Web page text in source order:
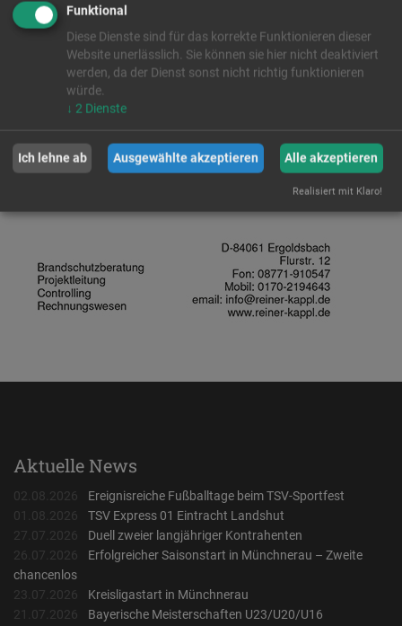
PremiumSponsoren
Zu unseren Sponsoren
Aktuelle News
02.08.2026
Ereignisreiche Fußballtage beim TSV-Sportfest
01.08.2026
TSV Express 01 Eintracht Landshut
27.07.2026
Duell zweier langjähriger Kontrahenten
26.07.2026
Erfolgreicher Saisonstart in Münchnerau – Zweite
chancenlos
23.07.2026
Kreisligastart in Münchnerau
21.07.2026
Bayerische Meisterschaften U23/U20/U16
Funktional
Diese Dienste sind für das korrekte Funktionieren dieser
Website unerlässlich. Sie können sie hier nicht deaktiviert
werden, da der Dienst sonst nicht richtig funktionieren
würde.
↓ 2 Dienste
Ich lehne ab Ausgewählte akzeptieren Alle akzeptieren
Realisiert mit Klaro!